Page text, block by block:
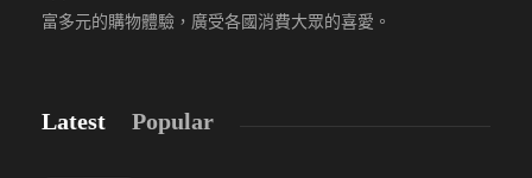
富多元的購物體驗，廣受各國消費大眾的喜愛。
Latest Popular